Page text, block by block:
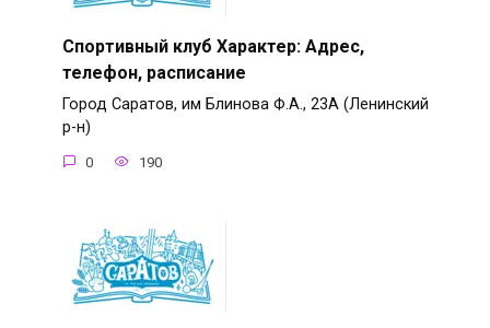
Спортивный клуб Характер: Адрес,
телефон, расписание
Город Саратов, им Блинова Ф.А., 23А (Ленинский
р-н)
0 190